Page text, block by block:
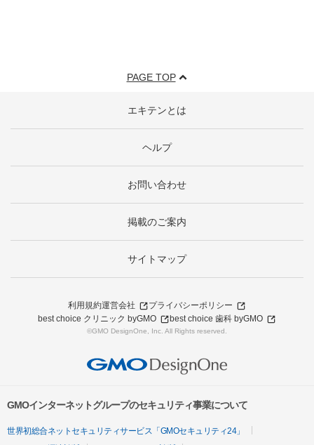
PAGE TOP
エキテンとは
ヘルプ
お問い合わせ
掲載のご案内
サイトマップ
利用規約運営会社
プライバシーポリシー
best choice クリニック byGMO
best choice 歯科 byGMO
©GMO DesignOne, Inc. All Rights reserved.
GMOインターネットグループのセキュリティ事業について
世界初総合ネットセキュリティサービス「GMOセキュリティ24」